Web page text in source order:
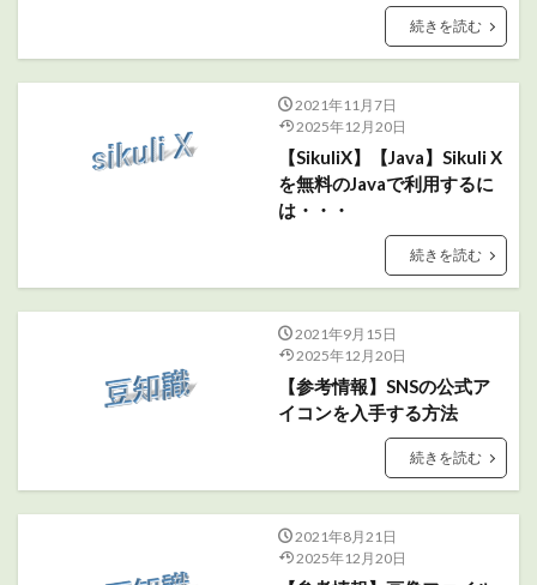
続きを読む
2021年11月7日
2025年12月20日
【SikuliX】【Java】Sikuli X
を無料のJavaで利用するに
は・・・
続きを読む
2021年9月15日
2025年12月20日
【参考情報】SNSの公式ア
イコンを入手する方法
続きを読む
2021年8月21日
2025年12月20日